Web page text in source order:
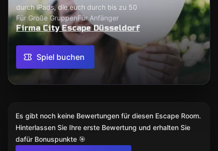
durch iPads, die euch durch bis zu 50
Für Große GruppenFür Anfänger
Firma City Escape Düsseldorf
Spiel buchen
Es gibt noch keine Bewertungen für diesen Escape Room.
Hinterlassen Sie Ihre erste Bewertung und erhalten Sie
dafür Bonuspunkte 🎯